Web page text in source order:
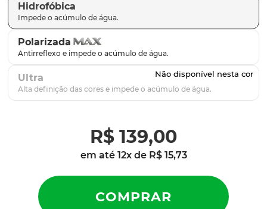
Hidrofóbica
Polarizada
Ultra
R$ 139,00
em até 12x de R$ 15,73